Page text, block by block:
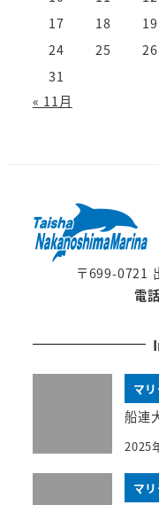
17
18 19
24
25 26
31
« 11月
〒699-0721
電
マ
船連
2025
マ